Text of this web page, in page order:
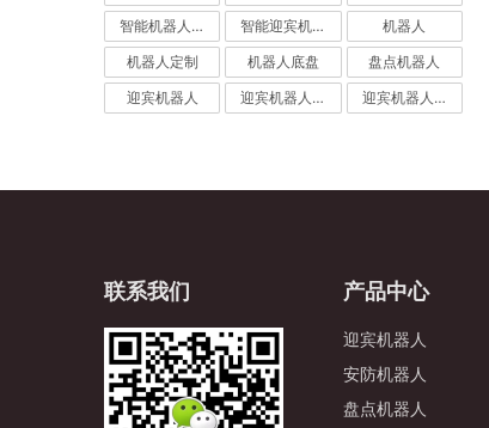
智能机器人定制 智能迎宾机器人 机器人
机器人定制 机器人底盘 盘点机器人
迎宾机器人 迎宾机器人价格 迎宾机器人公司
联系我们 产品中心
迎宾机器人
安防机器人
盘点机器人